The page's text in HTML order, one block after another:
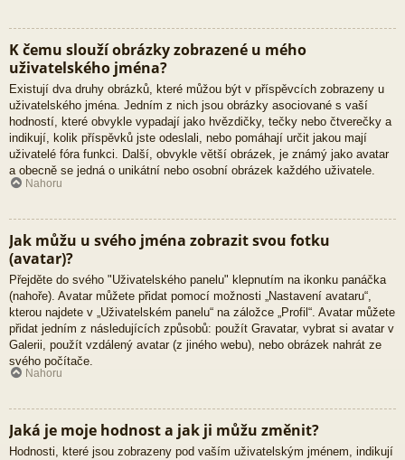
K čemu slouží obrázky zobrazené u mého
uživatelského jména?
Existují dva druhy obrázků, které můžou být v příspěvcích zobrazeny u
uživatelského jména. Jedním z nich jsou obrázky asociované s vaší
hodností, které obvykle vypadají jako hvězdičky, tečky nebo čtverečky a
indikují, kolik příspěvků jste odeslali, nebo pomáhají určit jakou mají
uživatelé fóra funkci. Další, obvykle větší obrázek, je známý jako avatar
a obecně se jedná o unikátní nebo osobní obrázek každého uživatele.
Nahoru
Jak můžu u svého jména zobrazit svou fotku
(avatar)?
Přejděte do svého "Uživatelského panelu" klepnutím na ikonku panáčka
(nahoře). Avatar můžete přidat pomocí možnosti „Nastavení avataru“,
kterou najdete v „Uživatelském panelu“ na záložce „Profil“. Avatar můžete
přidat jedním z následujících způsobů: použít Gravatar, vybrat si avatar v
Galerii, použít vzdálený avatar (z jiného webu), nebo obrázek nahrát ze
svého počítače.
Nahoru
Jaká je moje hodnost a jak ji můžu změnit?
Hodnosti, které jsou zobrazeny pod vaším uživatelským jménem, indikují